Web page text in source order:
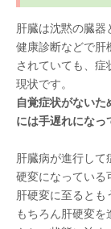
肝臓は沈黙の臓器
健康診断などで肝
されていても、
現状です。
自覚症状がないた
には手遅れになっ
肝臓病が進行して
硬変になっている
肝硬変に至るとも
もちろん肝硬変